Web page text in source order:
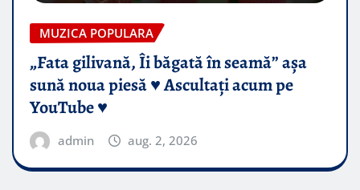
MUZICA POPULARA
„Fata gilivană, Îi băgată în seamă” așa
sună noua piesă ♥️ Ascultați acum pe
YouTube ♥️
admin aug. 2, 2026